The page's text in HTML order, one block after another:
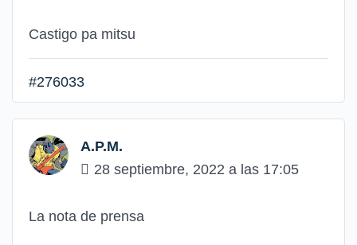
Castigo pa mitsu
#276033
A.P.M.
28 septiembre, 2022 a las 17:05
La nota de prensa